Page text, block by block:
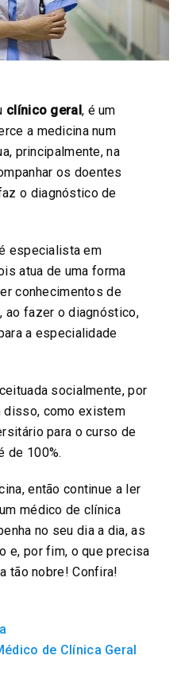
clínico geral, é um
a medicina num
principalmente, na
os doentes
o diagnóstico de
especialista em
atua de uma forma
conhecimentos de
ao fazer o diagnóstico,
a especialidade
socialmente, por
disso, como existem
para o curso de
de 100%.
então continue a ler
médico de clínica
no seu dia a dia, as
e, por fim, o que precisa
tão nobre! Confira!
de Clínica Geral